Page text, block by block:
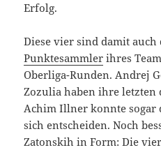
Erfolg.
Diese vier sind damit
Punktesammler ihres
Oberliga-Runden. Andrej
Zozulia haben ihre letzten
Achim Illner konnte sogar
sich entscheiden. Noch
Zatonskih in Form: Die